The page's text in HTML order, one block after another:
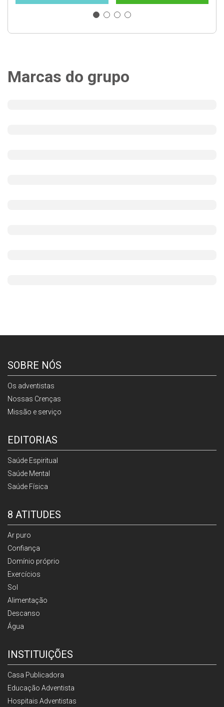
Marcas do grupo
SOBRE NÓS
Os adventistas
Nossas Crenças
Missão e serviço
EDITORIAS
Saúde Espiritual
Saúde Mental
Saúde Física
8 ATITUDES
Ar puro
Confiança
Domínio próprio
Exercícios
Sol
Alimentação
Descanso
Água
INSTITUIÇÕES
Casa Publicadora
Educação Adventista
Hospitais Adventistas